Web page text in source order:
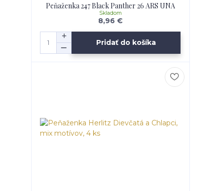
Peňaženka 247 Black Panther 26 ARS UNA
8,96 €
Skladom
Pridať do košíka